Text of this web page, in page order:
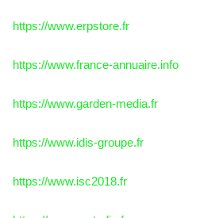
https://www.erpstore.fr
https://www.france-annuaire.info
https://www.garden-media.fr
https://www.idis-groupe.fr
https://www.isc2018.fr